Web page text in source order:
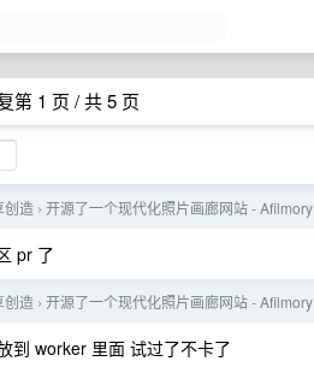
第 1 页 / 共 5 页
创造 › 开源了一个现代化照片画廊网站 - Afilmory
pr 了
创造 › 开源了一个现代化照片画廊网站 - Afilmory
到 worker 里面 试过了不卡了